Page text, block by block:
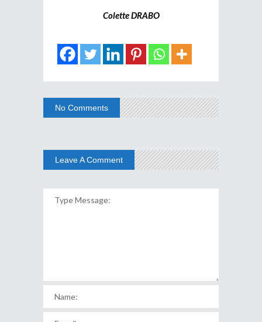
Colette DRABO
No Comments
Leave A Comment